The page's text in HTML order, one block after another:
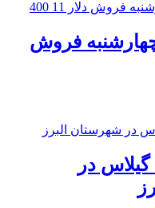
فروش
در